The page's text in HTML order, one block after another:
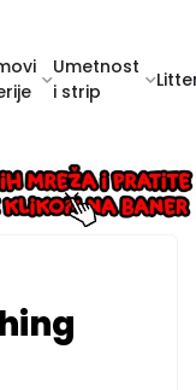
Umetnost
i strip